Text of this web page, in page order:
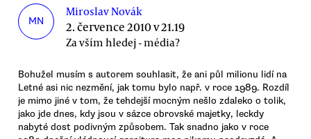
MN
Miroslav Novák
2. července 2010 v 21.19
Za vším hledej - média?
Bohužel musím s autorem souhlasit, že ani půl milionu lidí na
Letné asi nic nezmění, jak tomu bylo např. v roce 1989. Rozdíl
je mimo jiné v tom, že tehdejší mocným nešlo zdaleko o tolik,
jako jde dnes, kdy jsou v sázce obrovské majetky, leckdy
nabyté dost podivným způsobem. Tak snadno jako v roce